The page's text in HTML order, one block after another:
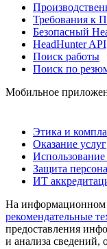
Требования к
Безопасный
HeadHunter API
Поиск работы
Поиск по
Мобильное
Этика и
Оказание услуг
Использование
Защита
ИТ
На информационном
рекомендательные
предоставления
и анализа сведений,